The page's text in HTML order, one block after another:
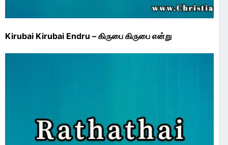
Kirubai Kirubai Endru – கிருபை கிருபை என்று